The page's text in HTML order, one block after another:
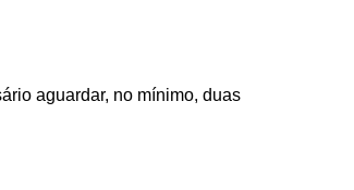
aguardar, no mínimo, duas